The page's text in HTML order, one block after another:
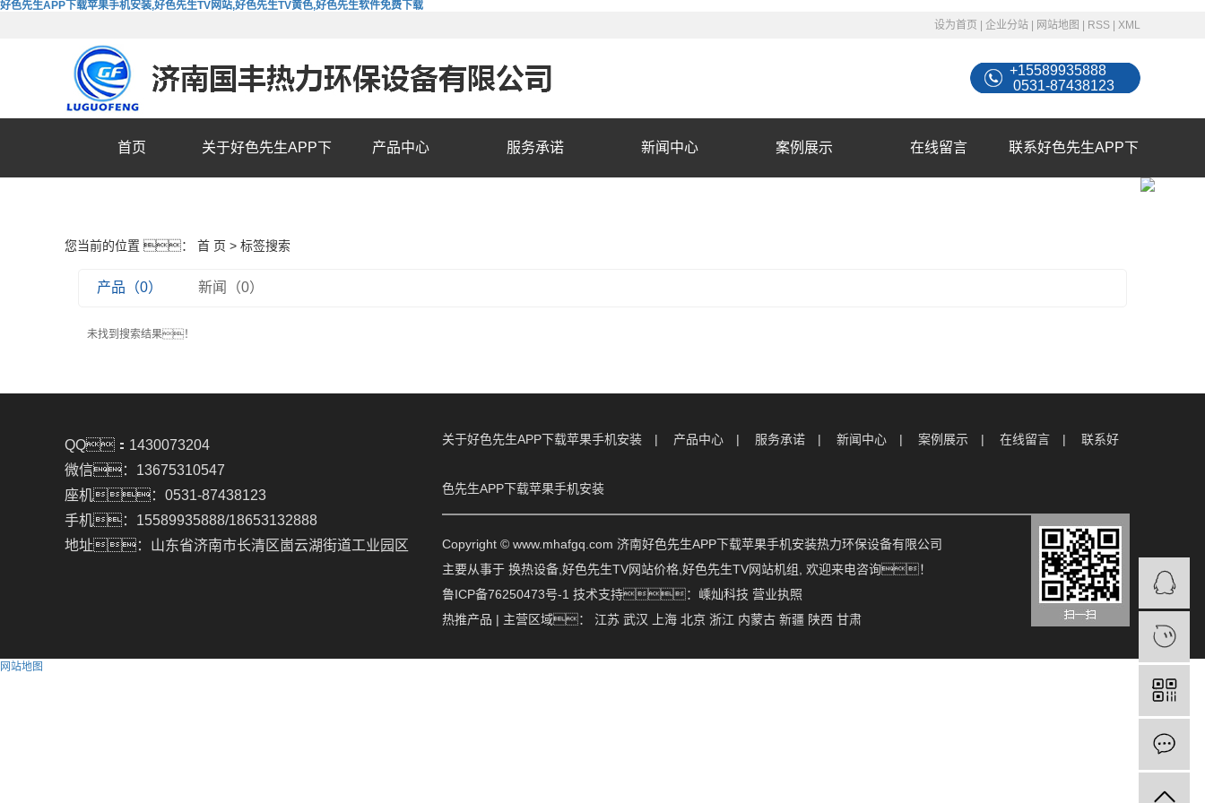
好色先生APP下载苹果手机安装,好色先生TV网站,好色先生TV黄色,好色先生软件免费下载
设为首页
企业分站 网站地图 RSS XML
+15589935888
0531-87438123
首页 关于好色先生APP下 产品中心 服务承诺 新闻中心 案例展示 在线留言 联系好色先生APP下
您当前的位置 ： 首 页 > 标签搜索
产品（0） 新闻（0）
未找到搜索结果！
QQ：1430073204
微信：13675310547
座机：0531-87438123
手机：15589935888/18653132888
地址：山东省济南市长清区崮云湖街道工业园区
关于好色先生APP下载苹果手机安装 产品中心 服务承诺 新闻中心 案例展示 在线留言 联系好
色先生APP下载苹果手机安装
Copyright © www.mhafgq.com 济南好色先生APP下载苹果手机安装热力环保设备有限公司
主要从事于 换热设备 好色先生TV网站价格 好色先生TV网站机组 , 欢迎来电咨询！
鲁ICP备76250473号-1 技术支持： 嵊灿科技 营业执照
热推产品 | 主营区域： 江苏 武汉 上海 北京 浙江 内蒙古 新疆 陕西 甘肃
网站地图